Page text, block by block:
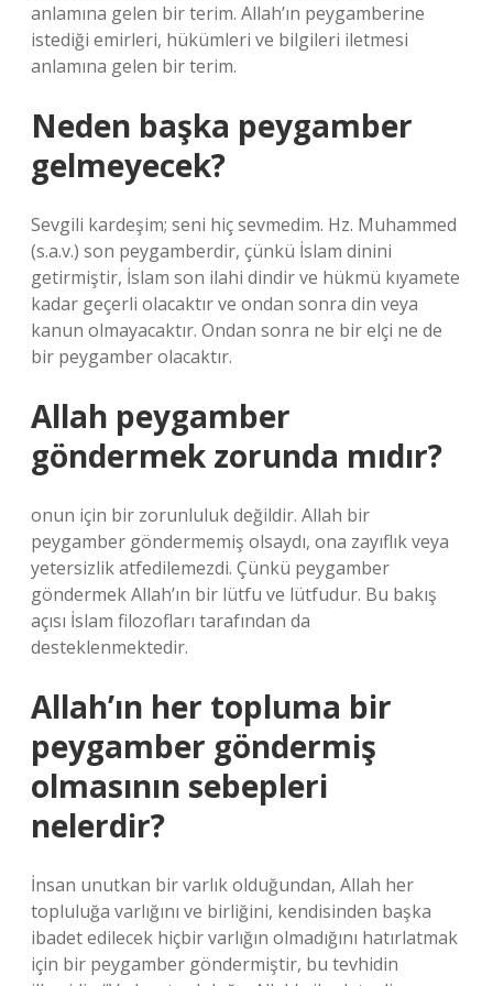
anlamına gelen bir terim. Allah’ın peygamberine
istediği emirleri, hükümleri ve bilgileri iletmesi
anlamına gelen bir terim.
Neden başka peygamber
gelmeyecek?
Sevgili kardeşim; seni hiç sevmedim. Hz. Muhammed
(s.a.v.) son peygamberdir, çünkü İslam dinini
getirmiştir, İslam son ilahi dindir ve hükmü kıyamete
kadar geçerli olacaktır ve ondan sonra din veya
kanun olmayacaktır. Ondan sonra ne bir elçi ne de
bir peygamber olacaktır.
Allah peygamber
göndermek zorunda mıdır?
onun için bir zorunluluk değildir. Allah bir
peygamber göndermemiş olsaydı, ona zayıflık veya
yetersizlik atfedilemezdi. Çünkü peygamber
göndermek Allah’ın bir lütfu ve lütfudur. Bu bakış
açısı İslam filozofları tarafından da
desteklenmektedir.
Allah’ın her topluma bir
peygamber göndermiş
olmasının sebepleri
nelerdir?
İnsan unutkan bir varlık olduğundan, Allah her
topluluğa varlığını ve birliğini, kendisinden başka
ibadet edilecek hiçbir varlığın olmadığını hatırlatmak
için bir peygamber göndermiştir, bu tevhidin